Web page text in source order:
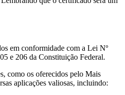
em conformidade com a Lei Nº
e 206 da Constituição Federal.
como os oferecidos pelo Mais
aplicações valiosas, incluindo: